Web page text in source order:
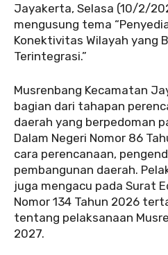
Jayakerta, Selasa (10/2/
mengusung tema
Konektivitas Wilayah yang
Terintegrasi.”
Musrenbang Kecamatan
bagian dari tahapan
daerah yang berpedoman
Dalam Negeri Nomor 86
cara perencanaan,
pembangunan daerah.
juga mengacu pada Surat
Nomor 134 Tahun 2026
tentang pelaksanaan
2027.